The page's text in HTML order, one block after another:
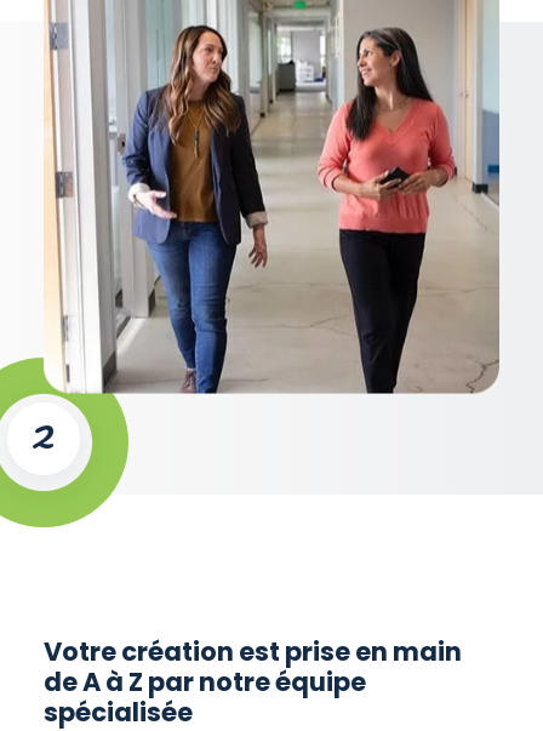
Votre création est prise en main
de A à Z par notre équipe
spécialisée